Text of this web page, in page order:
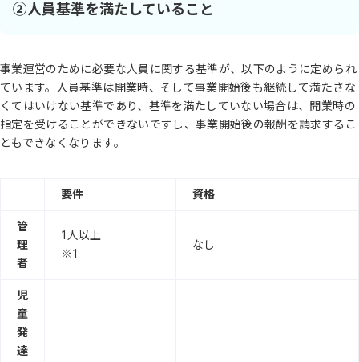
②人員基準を満たしていること
事業運営のために必要な人員に関する基準が、以下のように定められ
ています。人員基準は開業時、そして事業開始後も継続して満たさな
くてはいけない基準であり、基準を満たしていない場合は、開業時の
指定を受けることができないですし、事業開始後の報酬を請求するこ
ともできなくなります。
要件 資格
管
理
者
1人以上
※1
なし
児
童
発
達